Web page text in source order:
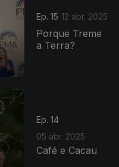
Ep. 15 12 abr. 2025
Porque Treme
a Terra?
Ep. 14
05 abr. 2025
Café e Cacau